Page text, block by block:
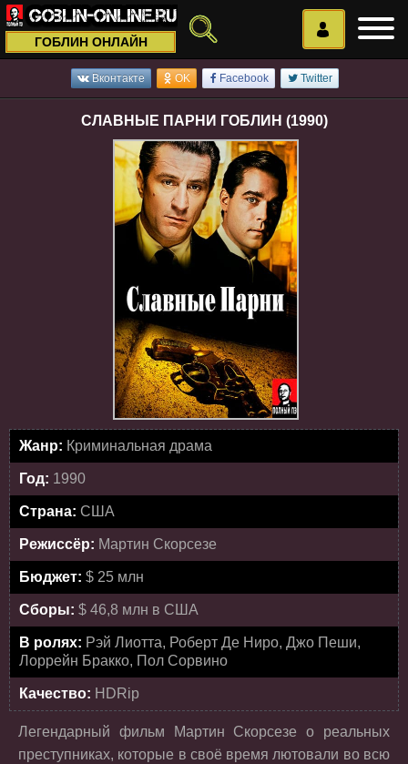
ГОБЛИН ОНЛАЙН
Вконтакте OK Facebook Twitter
СЛАВНЫЕ ПАРНИ ГОБЛИН (1990)
Жанр: Криминальная драма
Год: 1990
Страна: США
Режиссёр: Мартин Скорсезе
Бюджет: $ 25 млн
Сборы: $ 46,8 млн в США
В ролях: Рэй Лиотта, Роберт Де Ниро, Джо Пеши,
Лоррейн Бракко, Пол Сорвино
Качество: HDRip
Легендарный фильм Мартин Скорсезе о реальных
преступниках, которые в своё время лютовали во всю